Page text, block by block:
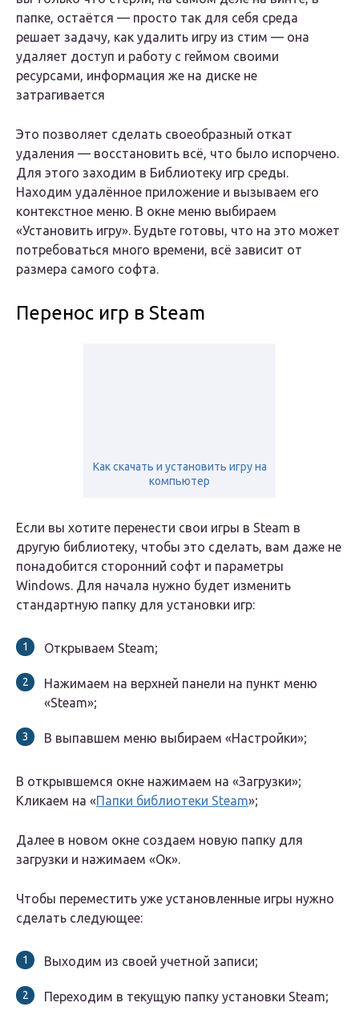
папке, остаётся — просто так для себя среда
решает задачу, как удалить игру из стим — она
удаляет доступ и работу с геймом своими
ресурсами, информация же на диске не
затрагивается
Это позволяет сделать своеобразный откат
удаления — восстановить всё, что было испорчено.
Для этого заходим в Библиотеку игр среды.
Находим удалённое приложение и вызываем его
контекстное меню. В окне меню выбираем
«Установить игру». Будьте готовы, что на это может
потребоваться много времени, всё зависит от
размера самого софта.
Перенос игр в Steam
Как скачать и установить игру на
компьютер
Если вы хотите перенести свои игры в Steam в
другую библиотеку, чтобы это сделать, вам даже не
понадобится сторонний софт и параметры
Windows. Для начала нужно будет изменить
стандартную папку для установки игр:
Открываем Steam;
Нажимаем на верхней панели на пункт меню
«Steam»;
В выпавшем меню выбираем «Настройки»;
В открывшемся окне нажимаем на «Загрузки»;
Кликаем на «Папки библиотеки Steam»;
Далее в новом окне создаем новую папку для
загрузки и нажимаем «Ок».
Чтобы переместить уже установленные игры нужно
сделать следующее:
Выходим из своей учетной записи;
Переходим в текущую папку установки Steam;